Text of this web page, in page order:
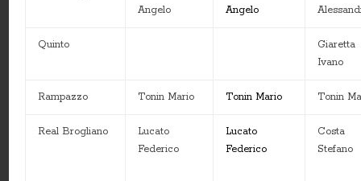
Angelo
Angelo
Quinto
Giaretta
Ivano
Rampazzo Tonin Mario Tonin Mario Tonin
Real Brogliano
Lucato
Federico
Lucato
Federico
Costa
Stefano